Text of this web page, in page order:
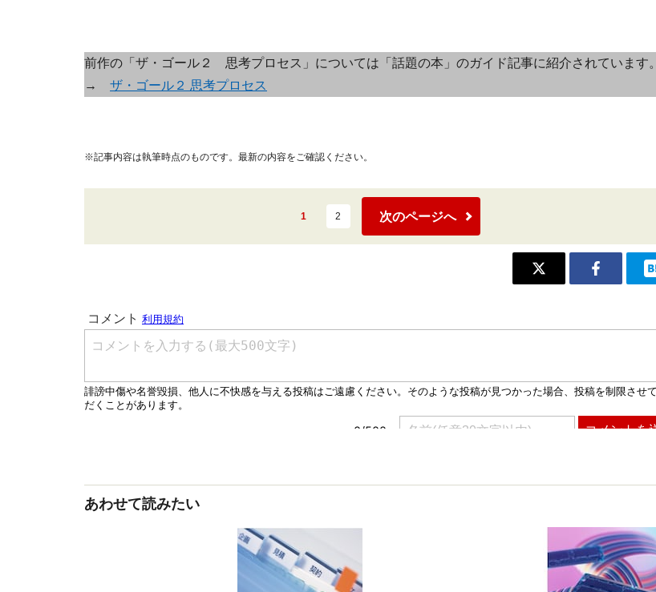
前作の「ザ・ゴール２ 思考プロセス」については「話題の本」のガイド記事に紹介されています。
→ ザ・ゴール２ 思考プロセス
※記事内容は執筆時点のものです。最新の内容をご確認ください。
1 2 次のページへ
あわせて読みたい